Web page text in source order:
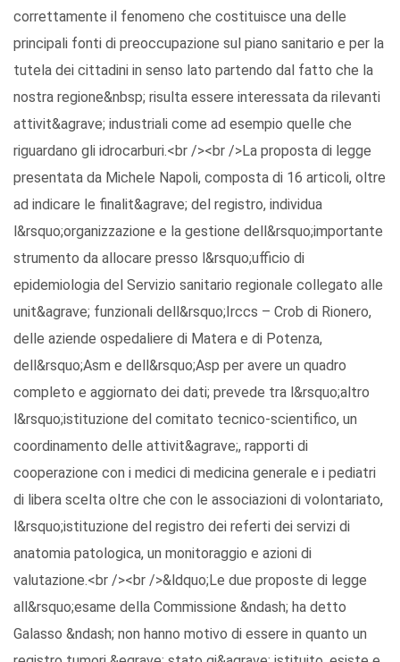
correttamente il fenomeno che costituisce una delle
principali fonti di preoccupazione sul piano sanitario e per la
tutela dei cittadini in senso lato partendo dal fatto che la
nostra regione&nbsp; risulta essere interessata da rilevanti
attivit&agrave; industriali come ad esempio quelle che
riguardano gli idrocarburi.<br /><br />La proposta di legge
presentata da Michele Napoli, composta di 16 articoli, oltre
ad indicare le finalit&agrave; del registro, individua
l&rsquo;organizzazione e la gestione dell&rsquo;importante
strumento da allocare presso l&rsquo;ufficio di
epidemiologia del Servizio sanitario regionale collegato alle
unit&agrave; funzionali dell&rsquo;Irccs – Crob di Rionero,
delle aziende ospedaliere di Matera e di Potenza,
dell&rsquo;Asm e dell&rsquo;Asp per avere un quadro
completo e aggiornato dei dati; prevede tra l&rsquo;altro
l&rsquo;istituzione del comitato tecnico-scientifico, un
coordinamento delle attivit&agrave;, rapporti di
cooperazione con i medici di medicina generale e i pediatri
di libera scelta oltre che con le associazioni di volontariato,
l&rsquo;istituzione del registro dei referti dei servizi di
anatomia patologica, un monitoraggio e azioni di
valutazione.<br /><br />&ldquo;Le due proposte di legge
all&rsquo;esame della Commissione &ndash; ha detto
Galasso &ndash; non hanno motivo di essere in quanto un